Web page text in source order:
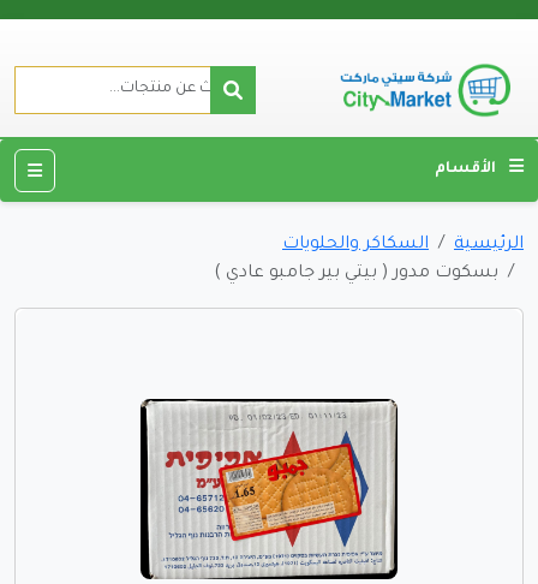
الأقسام
الرئيسية
السكاكر والحلويات
بسكوت مدور ( بيتي بير جامبو عادي )